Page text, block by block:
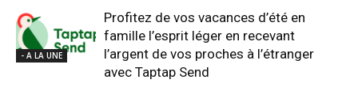
- A LA UNE
Profitez de vos vacances d’été en
famille l’esprit léger en recevant
l’argent de vos proches à l’étranger
avec Taptap Send